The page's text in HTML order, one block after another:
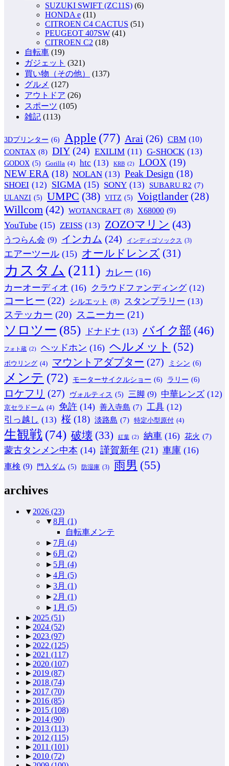
SUZUKI SWIFT (ZC11S) (6)
HONDA e (11)
CITROEN C4 CACTUS (51)
PEUGEOT 407SW (41)
CITROEN C2 (18)
自転車 (19)
ガジェット (321)
買い物（その他）
(137)
グルメ (127)
アウトドア (26)
スポーツ (105)
雑記 (113)
3Dプリンター (6) Apple (77) Arai (26) CBM (10)
CONTAX (8) DIY (24) EXILIM (11) G-SHOCK (13)
GODOX (5) Gorilla (4) htc (13) KRB (2) LOOX (19)
NEW ERA (18) NOLAN (13) Peak Design (18)
SHOEI (12) SIGMA (15) SONY (13) SUBARU R2 (7)
ULANZI (5) UMPC (38) VITZ (5) Voigtlander (28)
Willcom (42) WOTANCRAFT (8) X68000 (9)
YouTube (15) ZEISS (13) ZOZOマリン (43)
うつらん会 (9) インカム (24) インディゴソックス (3)
エアーツール (15) オールドレンズ (31)
カスタム (211) カレー (16)
カーオーディオ (16) クラウドファンディング (12)
コーヒー (22) シルエット (8) スタンプラリー (13)
ステッカー (20) スニーカー (21)
ソロツー (85) ドナドナ (13) バイク部 (46)
フォト蔵 (2) ヘッドホン (16) ヘルメット (52)
ボウリング (4) マウントアダプター (27) ミシン (6)
メンテ (72) モーターサイクルショー (6) ラリー (6)
ロケフリ (27) ヴォルティス (5) 三脚 (9) 中華レンズ (12)
京セラドーム (4) 免許 (14) 善入寺島 (7) 工具 (12)
引っ越し (13) 桜 (18) 淡路島 (7) 特定小型原付 (4)
生観戦 (74) 破壊 (33) 紅葉 (2) 納車 (16) 花火 (7)
蒙古タンメン中本 (14) 謹賀新年 (21) 車庫 (16)
車検 (9) 門入ダム (5) 防湿庫 (3) 雨男 (55)
archives
▼2026 (23)
▼8月 (1)
自転車メンテ
► 7月 (4)
►6月 (2)
► 5月 (4)
►4月 (5)
►3月 (1)
►2月 (1)
► 1月 (5)
►2025 (51)
►2024 (52)
►2023 (97)
►2022 (125)
►2021 (117)
►2020 (107)
►2019 (87)
►2018 (74)
►2017 (70)
►2016 (85)
►2015 (108)
►2014 (90)
►2013 (113)
►2012 (115)
►2011 (101)
►2010 (72)